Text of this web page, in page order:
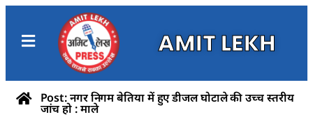
AMIT LEKH
Post: नगर निगम बेतिया में हुए डीजल घोटाले की उच्च स्तरीय
जांच हो : माले